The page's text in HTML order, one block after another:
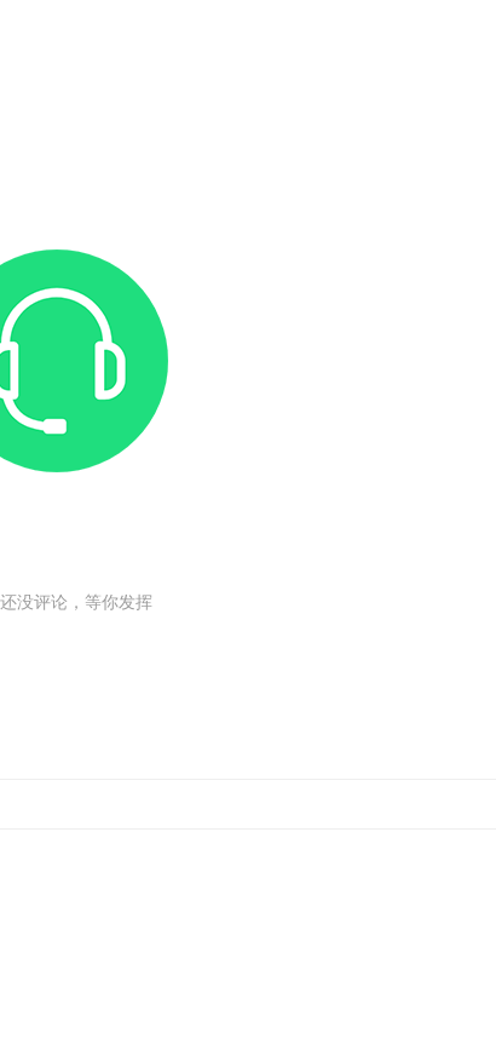
没评论，等你发挥